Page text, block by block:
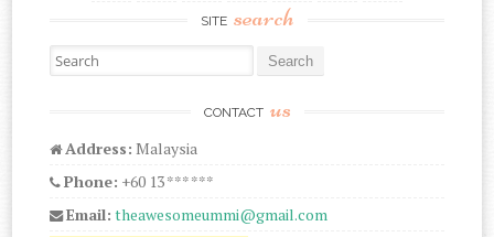
SITE search
Search for:
CONTACT us
Address: Malaysia
Phone: +60 13 *** ***
Email: theawesomeummi@gmail.com